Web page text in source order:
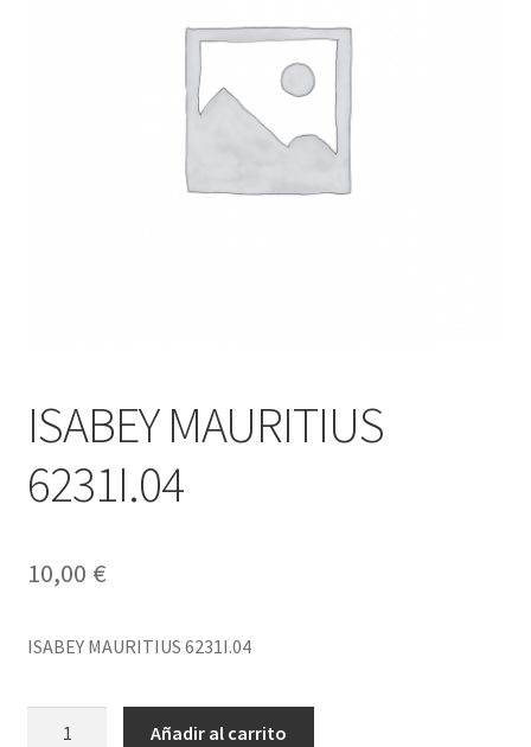
ISABEY MAURITIUS
6231I.04
10,00 €
ISABEY MAURITIUS 6231I.04
Añadir al carrito